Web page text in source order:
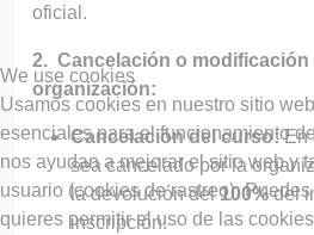
oficial.
2. Cancelación o modificación
organización:
Cancelación del curso:En
sea cancelado por la
la devolución del100%del
inscripción.
We use cookies
Usamos cookies en nuestro sitio
esenciales para el funcionamiento
nos ayudan a mejorar el sitio web y
usuario (cookies de rastreo).
quieres permitir el uso de las